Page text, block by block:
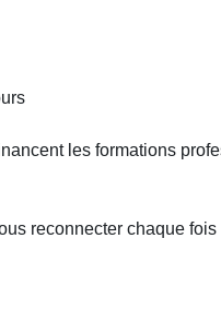
les formations
reconnecter chaque fois